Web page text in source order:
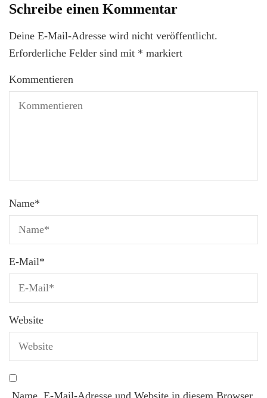
Schreibe einen Kommentar
Deine E-Mail-Adresse wird nicht veröffentlicht.
Erforderliche Felder sind mit * markiert
Kommentieren
Name*
E-Mail*
Website
Name, E-Mail-Adresse und Website in diesem Browser